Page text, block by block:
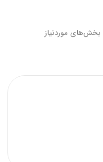
بخش‌های موردنیاز